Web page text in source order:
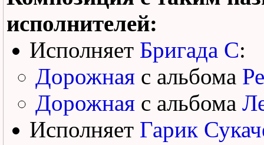
исполнителей:
Исполняет Бригада С:
Дорожная с альбома
Дорожная с альбома
Исполняет Гарик